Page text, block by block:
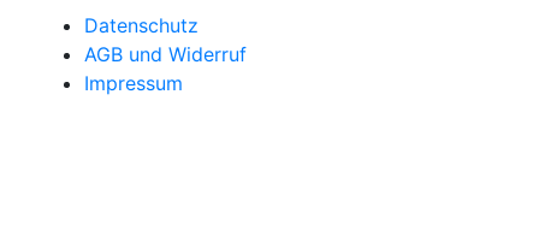
Datenschutz
AGB und Widerruf
Impressum